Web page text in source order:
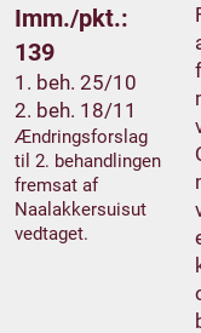
Imm./pkt.:
139
1. beh. 25/10
2. beh. 18/11
Ændringsforslag
til 2. behandlingen
fremsat af
Naalakkersuisut
vedtaget.